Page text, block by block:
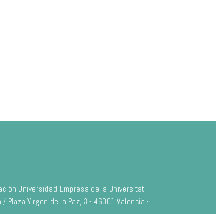
Universidad-Empresa de la Universitat
/ Plaza Virgen de la Paz, 3 - 46001 Valencia -